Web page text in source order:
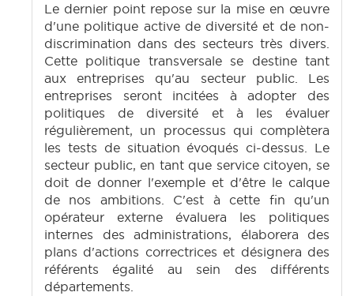
Le dernier point repose sur la mise en œuvre
d'une politique active de diversité et de non-
discrimination dans des secteurs très divers.
Cette politique transversale se destine tant
aux entreprises qu'au secteur public. Les
entreprises seront incitées à adopter des
politiques de diversité et à les évaluer
régulièrement, un processus qui complètera
les tests de situation évoqués ci-dessus. Le
secteur public, en tant que service citoyen, se
doit de donner l'exemple et d'être le calque
de nos ambitions. C'est à cette fin qu'un
opérateur externe évaluera les politiques
internes des administrations, élaborera des
plans d'actions correctrices et désignera des
référents égalité au sein des différents
départements.